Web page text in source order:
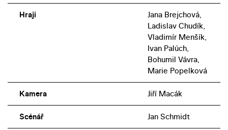
Hrají
Jana Brejchová,
Ladislav Chudík,
Vladimír Menšík,
Ivan Palúch,
Bohumil Vávra,
Marie Popelková
Kamera Jiří Macák
Scénář Jan Schmidt